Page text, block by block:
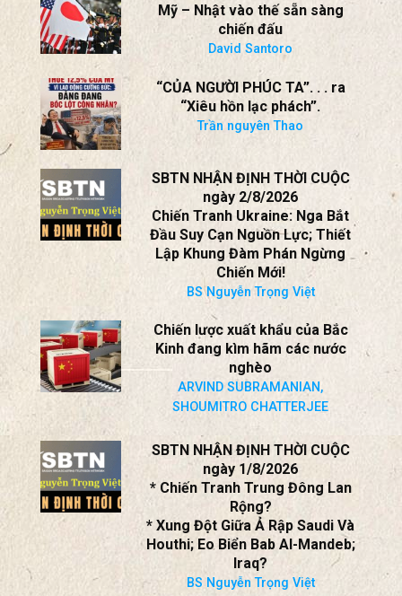
BÌNH LUẬN
Kế hoạch 6 điểm đưa liên minh
Mỹ – Nhật vào thế sẵn sàng
chiến đấu
“CỦA NGƯỜI PHÚC TA”. . . ra
“Xiêu hồn lạc phách”.
Trần nguyên Thao
SBTN NHẬN ĐỊNH THỜI CUỘC
ngày 2/8/2026
Chiến Tranh Ukraine: Nga Bắt
Đầu Suy Cạn Nguồn Lực; Thiết
Lập Khung Đàm Phán Ngừng
Chiến Mới!
BS Nguyễn Trọng Việt
Kinh đang kìm hãm các nước
nghèo
ARVIND SUBRAMANIAN,
SHOUMITRO CHATTERJEE
SBTN NHẬN ĐỊNH THỜI CUỘC
ngày 1/8/2026
* Chiến Tranh Trung Đông Lan